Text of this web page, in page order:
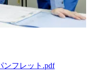
ンフレット.pdf